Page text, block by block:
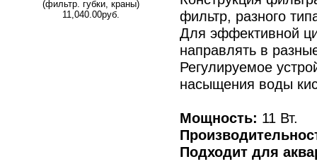
(фильтр. губки, краны)
11,040.00руб.
фильтр, разного
Для эффективной
направлять в
Регулируемое
насыщения воды
Мощность: 11 Вт.
Подходит для